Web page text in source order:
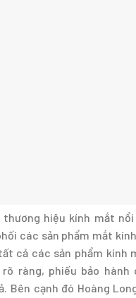
thương hiệu kính mắt
các sản phẩm mắt
cả các sản phẩm kính
ràng, phiếu bảo hành
Bên cạnh đó Hoàng